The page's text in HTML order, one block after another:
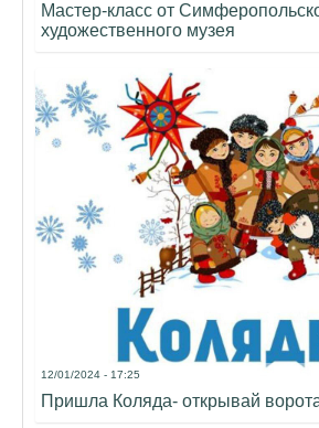
Мастер-класс от
художественного музея
12/01/2024 - 17:25
Пришла Коляда- открывай